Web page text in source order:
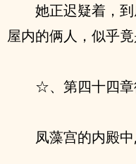
她正迟疑着，
屋内的俩人，似乎竟
☆、第四十四
凤藻宫的内殿中